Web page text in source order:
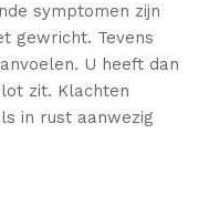
symptomen zijn
gewricht. Tevens
U heeft dan
zit. Klachten
in rust aanwezig